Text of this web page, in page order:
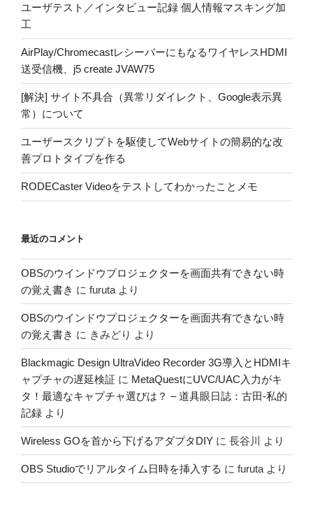
ユーザテスト／インタビュー記録 個人情報マスキング加
工
AirPlay/ChromecastレシーバーにもなるワイヤレスHDMI
送受信機、j5 create JVAW75
[解決] サイト不具合（異常リダイレクト、Google表示異
常）について
ユーザースクリプトを駆使してWebサイトの簡易的な改
善プロトタイプを作る
RODECaster Videoをテストしてわかったことメモ
最近のコメント
OBSのウインドウプロジェクターを画面共有できない時
の覚え書き に furuta より
OBSのウインドウプロジェクターを画面共有できない時
の覚え書き に きみどり より
Blackmagic Design UltraVideo Recorder 3G導入とHDMIキ
ャプチャの遅延検証 に MetaQuestにUVC/UAC入力がキ
タ！最適なキャプチャ選びは？ – 道具眼日誌：古田-私的
記録 より
Wireless GOを首から下げるアダプタDIY に 長谷川 より
OBS Studioでリアルタイム日時を挿入する に furuta より